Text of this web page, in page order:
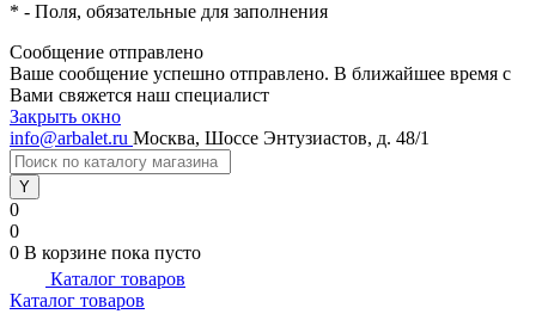
* - Поля, обязательные для заполнения
Сообщение отправлено
Ваше сообщение успешно отправлено. В ближайшее время с
Вами свяжется наш специалист
Закрыть окно
info@arbalet.ru Москва, Шоссе Энтузиастов, д. 48/1
0
0
0 В корзине пока пусто
Каталог товаров
Каталог товаров